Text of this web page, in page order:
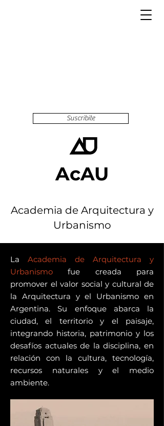
Suscribite
AcAU
Academia de Arquitectura y
Urbanismo
La Academia de Arquitectura y
Urbanismo fue creada para
promover el valor social y cultural de
la Arquitectura y el Urbanismo en
Argentina. Su enfoque abarca la
ciudad, el territorio y el paisaje,
integrando historia, patrimonio y los
desafíos actuales de la disciplina, en
relación con la cultura, tecnología,
recursos naturales y el medio
ambiente.